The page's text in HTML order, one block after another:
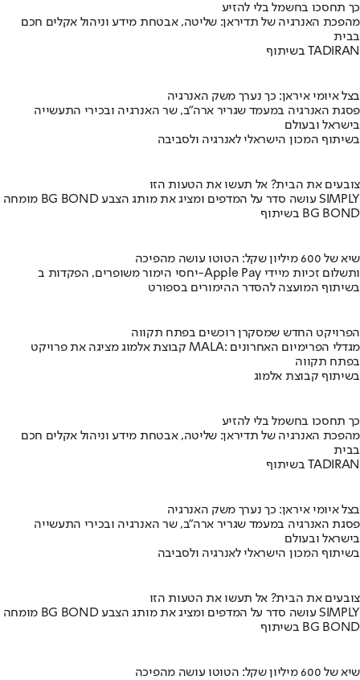
כך תחסכו בחשמל בלי להזיע
מהפכת האנרגיה של תדיראן: שליטה, אבטחת מידע וניהול אקלים חכם
בבית
בשיתוף TADIRAN
בצל איומי איראן: כך נערך משק האנרגיה
פסגת האנרגיה במעמד שגריר ארה"ב, שר האנרגיה ובכירי התעשייה
בישראל ובעולם
בשיתוף המכון הישראלי לאנרגיה ולסביבה
צובעים את הבית? אל תעשו את הטעות הזו
מומחה BG BOND עושה סדר על המדפים ומציג את מותג הצבע SIMPLY
בשיתוף BG BOND
שיא של 600 מיליון שקל: הטוטו עושה מהפיכה
יחסי הימור משופרים, הפקדות ב-Apple Pay ותשלום זכיות מיידי
בשיתוף המועצה להסדר ההימורים בספורט
הפרויקט החדש שמסקרן רוכשים בפתח תקווה
קבוצת אלמוג מציגה את פרויקט MALA: מגדלי הפרימיום האחרונים
בפתח תקווה
בשיתוף קבוצת אלמוג
כך תחסכו בחשמל בלי להזיע
מהפכת האנרגיה של תדיראן: שליטה, אבטחת מידע וניהול אקלים חכם
בבית
בשיתוף TADIRAN
בצל איומי איראן: כך נערך משק האנרגיה
פסגת האנרגיה במעמד שגריר ארה"ב, שר האנרגיה ובכירי התעשייה
בישראל ובעולם
בשיתוף המכון הישראלי לאנרגיה ולסביבה
צובעים את הבית? אל תעשו את הטעות הזו
מומחה BG BOND עושה סדר על המדפים ומציג את מותג הצבע SIMPLY
בשיתוף BG BOND
שיא של 600 מיליון שקל: הטוטו עושה מהפיכה